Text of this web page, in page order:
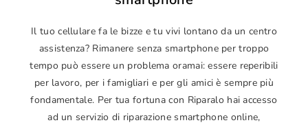
Il tuo cellulare fa le bizze e tu vivi lontano da un centro
assistenza? Rimanere senza smartphone per troppo
tempo può essere un problema oramai: essere reperibili
per lavoro, per i famigliari e per gli amici è sempre più
fondamentale. Per tua fortuna con Riparalo hai accesso
ad un servizio di riparazione smartphone online,